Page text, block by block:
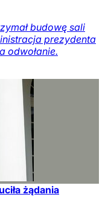
budowę sali
prezydenta
odwołanie.
żądania